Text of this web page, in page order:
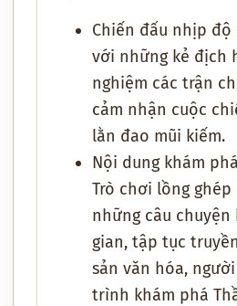
Chiến đấu nhịp
với những kẻ địch
nghiệm các trận
cảm nhận cuộc
lằn đao mũi kiếm.
Nội dung khám
Trò chơi lồng
những câu chuyện
gian, tập tục
sản văn hóa,
trình khám phá